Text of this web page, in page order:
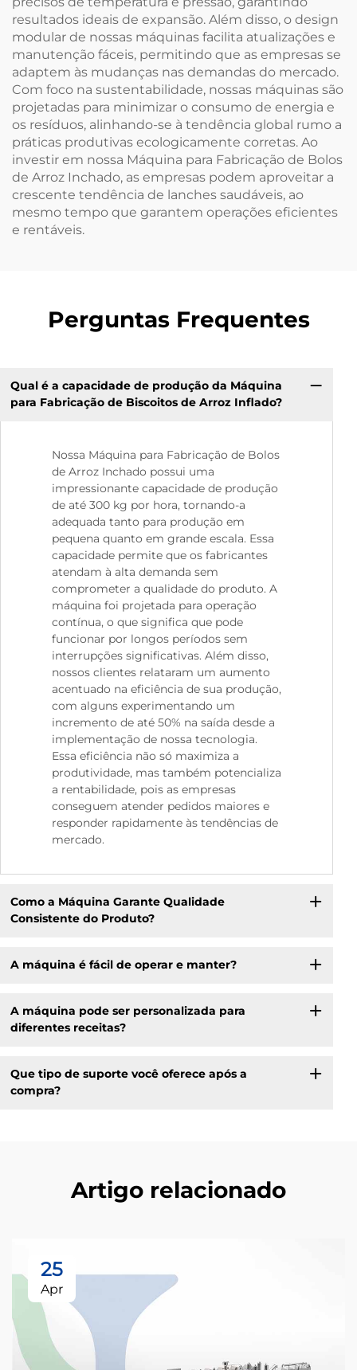
resultados ideais de expansão. Além disso, o design
modular de nossas máquinas facilita atualizações e
manutenção fáceis, permitindo que as empresas se
adaptem às mudanças nas demandas do mercado.
Com foco na sustentabilidade, nossas máquinas são
projetadas para minimizar o consumo de energia e
os resíduos, alinhando-se à tendência global rumo a
práticas produtivas ecologicamente corretas. Ao
investir em nossa Máquina para Fabricação de Bolos
de Arroz Inchado, as empresas podem aproveitar a
crescente tendência de lanches saudáveis, ao
mesmo tempo que garantem operações eficientes
e rentáveis.
Perguntas Frequentes
Qual é a capacidade de produção da Máquina
para Fabricação de Biscoitos de Arroz Inflado?
Nossa Máquina para Fabricação de Bolos
de Arroz Inchado possui uma
impressionante capacidade de produção
de até 300 kg por hora, tornando-a
adequada tanto para produção em
pequena quanto em grande escala. Essa
capacidade permite que os fabricantes
atendam à alta demanda sem
comprometer a qualidade do produto. A
máquina foi projetada para operação
contínua, o que significa que pode
funcionar por longos períodos sem
interrupções significativas. Além disso,
nossos clientes relataram um aumento
acentuado na eficiência de sua produção,
com alguns experimentando um
incremento de até 50% na saída desde a
implementação de nossa tecnologia.
Essa eficiência não só maximiza a
produtividade, mas também potencializa
a rentabilidade, pois as empresas
conseguem atender pedidos maiores e
responder rapidamente às tendências de
mercado.
Como a Máquina Garante Qualidade
Consistente do Produto?
A máquina é fácil de operar e manter?
A máquina pode ser personalizada para
diferentes receitas?
Que tipo de suporte você oferece após a
compra?
Artigo relacionado
25
Apr